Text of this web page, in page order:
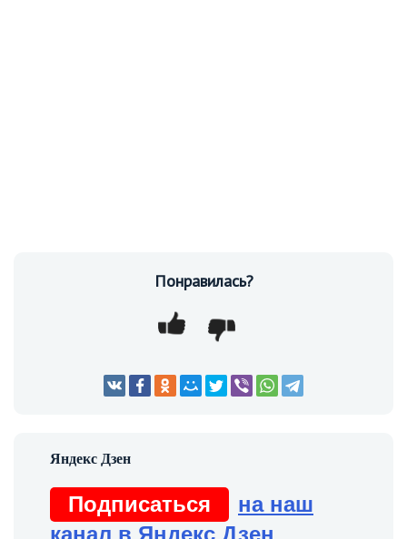
Понравилась?
Подписаться
на наш